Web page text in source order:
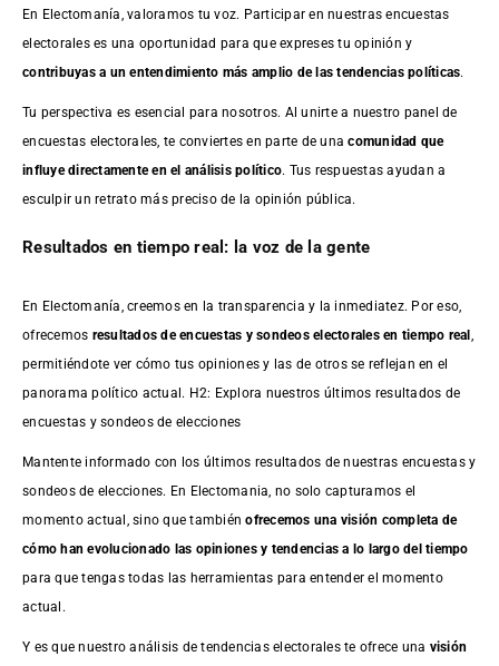
En Electomanía, valoramos tu voz. Participar en nuestras encuestas
electorales es una oportunidad para que expreses tu opinión y
contribuyas a un entendimiento más amplio de las tendencias políticas.
Tu perspectiva es esencial para nosotros. Al unirte a nuestro panel de
encuestas electorales, te conviertes en parte de unacomunidad que
influye directamente en el análisis político. Tus respuestas ayudan a
esculpir un retrato más preciso de la opinión pública.
Resultados en tiempo real: la voz de la gente
En Electomanía, creemos en la transparencia y la inmediatez. Por eso,
ofrecemos resultados deencuestas y sondeos electorales en tiempo real
permitiéndote ver cómo tus opiniones y las de otros se reflejan en el
panorama político actual. H2: Explora nuestros últimos resultados de
encuestas y sondeos de elecciones
Mantente informado con los últimos resultados de nuestras encuestasy
sondeos de elecciones. En Electomania, no solo capturamos el
momento actual, sino que tambiénofrecemos una visión completa de
cómo han evolucionado las opiniones y tendencias a lo largo del tiempo
para que tengas todas las herramientas para entender el momento
actual.
Y es que nuestro análisis de tendencias electorales te ofrece una visión